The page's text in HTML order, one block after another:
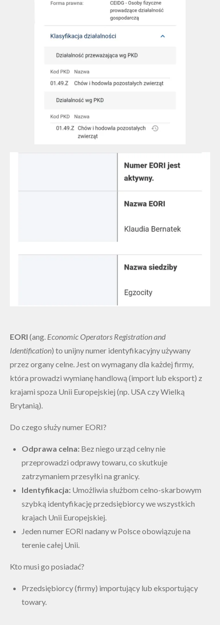
EORI (ang. Economic Operators Registration and
Identification) to unijny numer identyfikacyjny używany
przez organy celne. Jest on wymagany dla każdej firmy,
która prowadzi wymianę handlową (import lub eksport) z
krajami spoza Unii Europejskiej (np. USA czy Wielką
Brytanią).
Do czego służy numer EORI?
Odprawa celna: Bez niego urząd celny nie
przeprowadzi odprawy towaru, co skutkuje
zatrzymaniem przesyłki na granicy.
Identyfikacja: Umożliwia służbom celno-skarbowym
szybką identyfikację przedsiębiorcy we wszystkich
krajach Unii Europejskiej.
Jeden numer EORI nadany w Polsce obowiązuje na
terenie całej Unii.
Kto musi go posiadać?
Przedsiębiorcy (firmy) importujący lub eksportujący
towary.